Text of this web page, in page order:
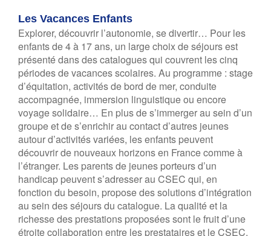
Les Vacances Enfants
Explorer, découvrir l’autonomie, se divertir… Pour les
enfants de 4 à 17 ans, un large choix de séjours est
présenté dans des catalogues qui couvrent les cinq
périodes de vacances scolaires. Au programme : stage
d’équitation, activités de bord de mer, conduite
accompagnée, immersion linguistique ou encore
voyage solidaire… En plus de s’immerger au sein d’un
groupe et de s’enrichir au contact d’autres jeunes
autour d’activités variées, les enfants peuvent
découvrir de nouveaux horizons en France comme à
l’étranger. Les parents de jeunes porteurs d’un
handicap peuvent s’adresser au CSEC qui, en
fonction du besoin, propose des solutions d’intégration
au sein des séjours du catalogue. La qualité et la
richesse des prestations proposées sont le fruit d’une
étroite collaboration entre les prestataires et le CSEC.